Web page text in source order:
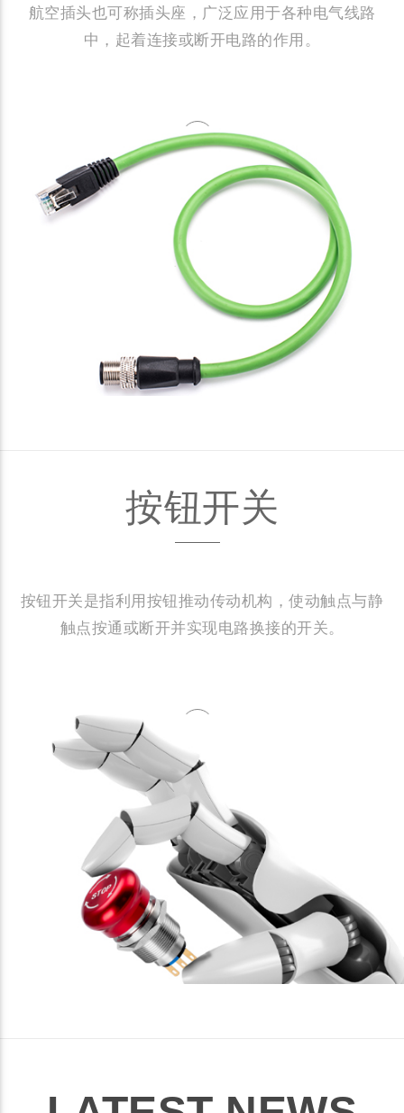
航空插头也可称插头座，广泛应用于各种电气线路
中，起着连接或断开电路的作用。
按钮开关
按钮开关是指利用按钮推动传动机构，使动触点与静
触点按通或断开并实现电路换接的开关。